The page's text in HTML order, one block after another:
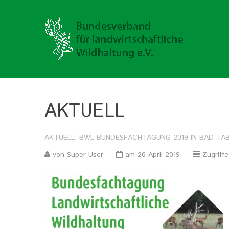
AKTUELL
AKTUELL: BWL BUNDESFACHTAGUNG 2019 IN BAD
von Super User
am 26 April 2019